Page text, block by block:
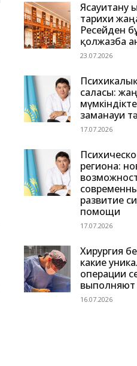
Ясауитану
тарихи
Ресейден
қолжазба
23.07.2026
саласы:
заманауи
17.07.2026
региона:
развитие
помощи
17.07.2026
Хирургия
какие
операции
16.07.2026